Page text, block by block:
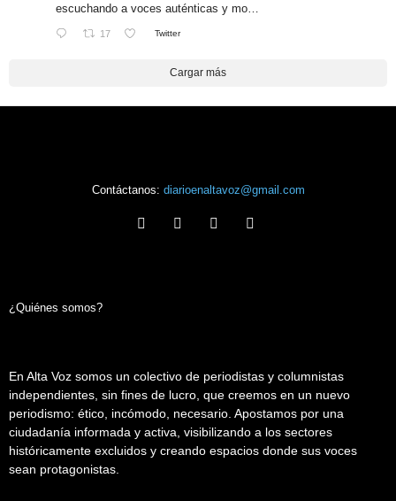
escuchando a voces auténticas y mo…
17 Twitter
Cargar más
Contáctanos: diarioenaltavoz@gmail.com
¿Quiénes somos?
En Alta Voz somos un colectivo de periodistas y columnistas
independientes, sin fines de lucro, que creemos en un nuevo
periodismo: ético, incómodo, necesario. Apostamos por una
ciudadanía informada y activa, visibilizando a los sectores
históricamente excluidos y creando espacios donde sus voces
sean protagonistas.